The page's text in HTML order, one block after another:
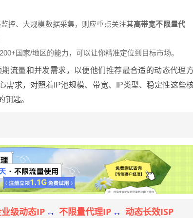
控、大规模数据采集，则应重点关注其高带宽不限量代
国家/地区的能力，可以让你精准定位到目标市场。
流量和并发需求，以便他们推荐最合适的动态代理
需求，对照着IP池规模、带宽、IP类型、稳定性这些
匙。
级动态IP ↔ 不限量代理IP ↔ 动态长效ISP